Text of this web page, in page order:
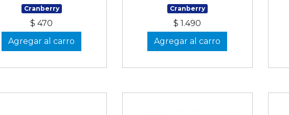
Cranberry
$ 470
Agregar al carro
Cranberry
$ 1.490
Agregar al carro